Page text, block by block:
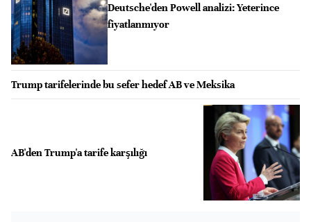
Deutsche'den Powell analizi: Yeterince
fiyatlanmıyor
Trump tarifelerinde bu sefer hedef AB ve Meksika
AB'den Trump'a tarife karşılığı